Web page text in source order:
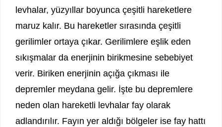
levhalar, yüzyıllar boyunca çeşitli hareketlere
maruz kalır. Bu hareketler sırasında çeşitli
gerilimler ortaya çıkar. Gerilimlere eşlik eden
sıkışmalar da enerjinin birikmesine sebebiyet
verir. Biriken enerjinin açığa çıkması ile
depremler meydana gelir. İşte bu depremlere
neden olan hareketli levhalar fay olarak
adlandırılır. Fayın yer aldığı bölgeler ise fay hattı